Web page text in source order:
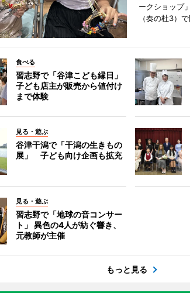
ークショップ
（奏の杜3）
食べる
習志野で「谷津こども縁日」
子ども店主が販売から値付け
まで体験
見る・遊ぶ
谷津干潟で「干潟の生きもの
展」 子ども向け企画も拡充
見る・遊ぶ
習志野で「地球の音コンサー
ト」 異色の4人が紡ぐ響き、
元教師が主催
もっと見る